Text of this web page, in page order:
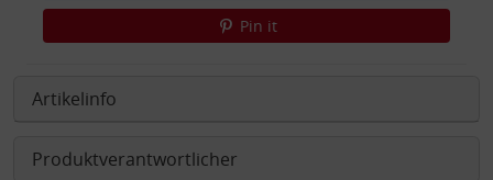
Pin it
Artikelinfo
Produktverantwortlicher